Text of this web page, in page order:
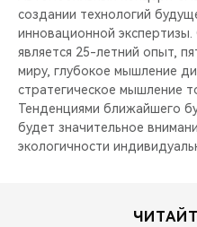
создании технологий
инновационной
является 25-летний опыт,
миру, глубокое мышление
стратегическое мышление
Тенденциями ближайшего
будет значительное
экологичности